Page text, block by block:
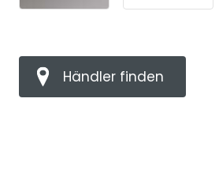
Händler finden